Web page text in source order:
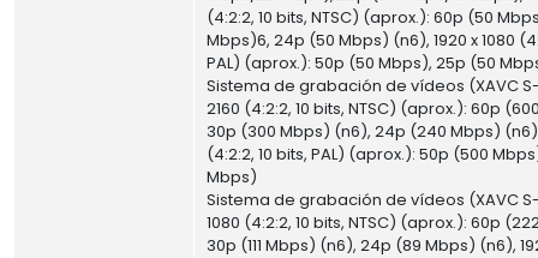
(4:2:2, 10 bits, NTSC) (aprox.): 60p (50
Mbps)6, 24p (50 Mbps) (n6), 1920 x 1080
PAL) (aprox.): 50p (50 Mbps), 25p (50
Sistema de grabación de vídeos (XAVC
2160 (4:2:2, 10 bits, NTSC) (aprox.): 60p
30p (300 Mbps) (n6), 24p (240 Mbps)
(4:2:2, 10 bits, PAL) (aprox.): 50p (500
Mbps)
Sistema de grabación de vídeos (XAVC S-
1080 (4:2:2, 10 bits, NTSC) (aprox.): 60p
30p (111 Mbps) (n6), 24p (89 Mbps) (n6),